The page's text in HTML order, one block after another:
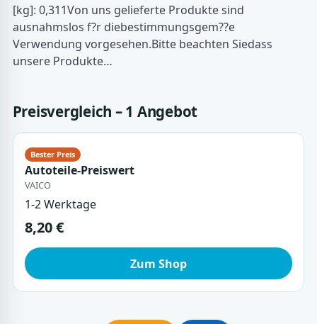
[kg]: 0,311Von uns gelieferte Produkte sind
ausnahmslos f?r diebestimmungsgem??e
Verwendung vorgesehen.Bitte beachten Siedass
unsere Produkte…
Preisvergleich – 1 Angebot
Autoteile-Preiswert
VAICO
1-2 Werktage
8,20 €
Zum Shop